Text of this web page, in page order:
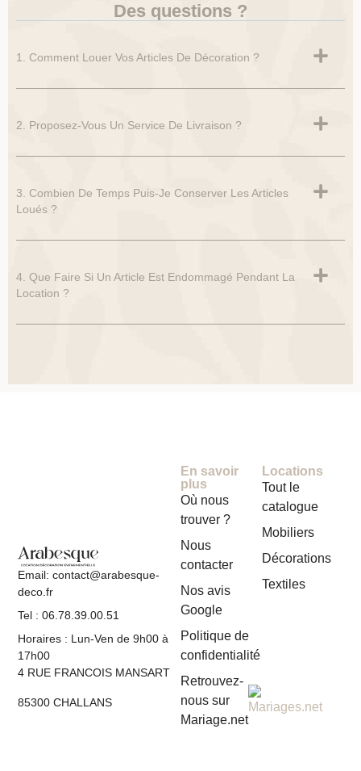
Des questions ?
1. Comment Louer Vos Articles De Décoration ?
2. Proposez-Vous Un Service De Livraison ?
3. Combien De Temps Puis-Je Conserver Les Articles
Loués ?
4. Que Faire Si Un Article Est Endommagé Pendant La
Location ?
Email: contact@arabesque-
deco.fr
Tel : 06.78.39.00.51
Horaires : Lun-Ven de 9h00 à
17h00
4 RUE FRANCOIS MANSART
85300 CHALLANS
Locations
Tout le
catalogue
Mobiliers
Décorations
Textiles
En savoir
plus
Où nous
trouver ?
Nous
contacter
Nos avis
Google
Politique de
confidentialité
Retrouvez-
nous sur
Mariage.net